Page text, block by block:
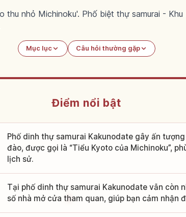
thu nhỏ Michinoku'. Phố biệt thự samurai -
Mục lục Câu hỏi thường gặp
Điểm nổi bật
Phố dinh thự samurai Kakunodate gây ấn
đào, được gọi là “Tiểu Kyoto của Michinoku”,
lịch sử.
Tại phố dinh thự samurai Kakunodate vẫn còn
số nhà mở cửa tham quan, giúp bạn cảm nhận